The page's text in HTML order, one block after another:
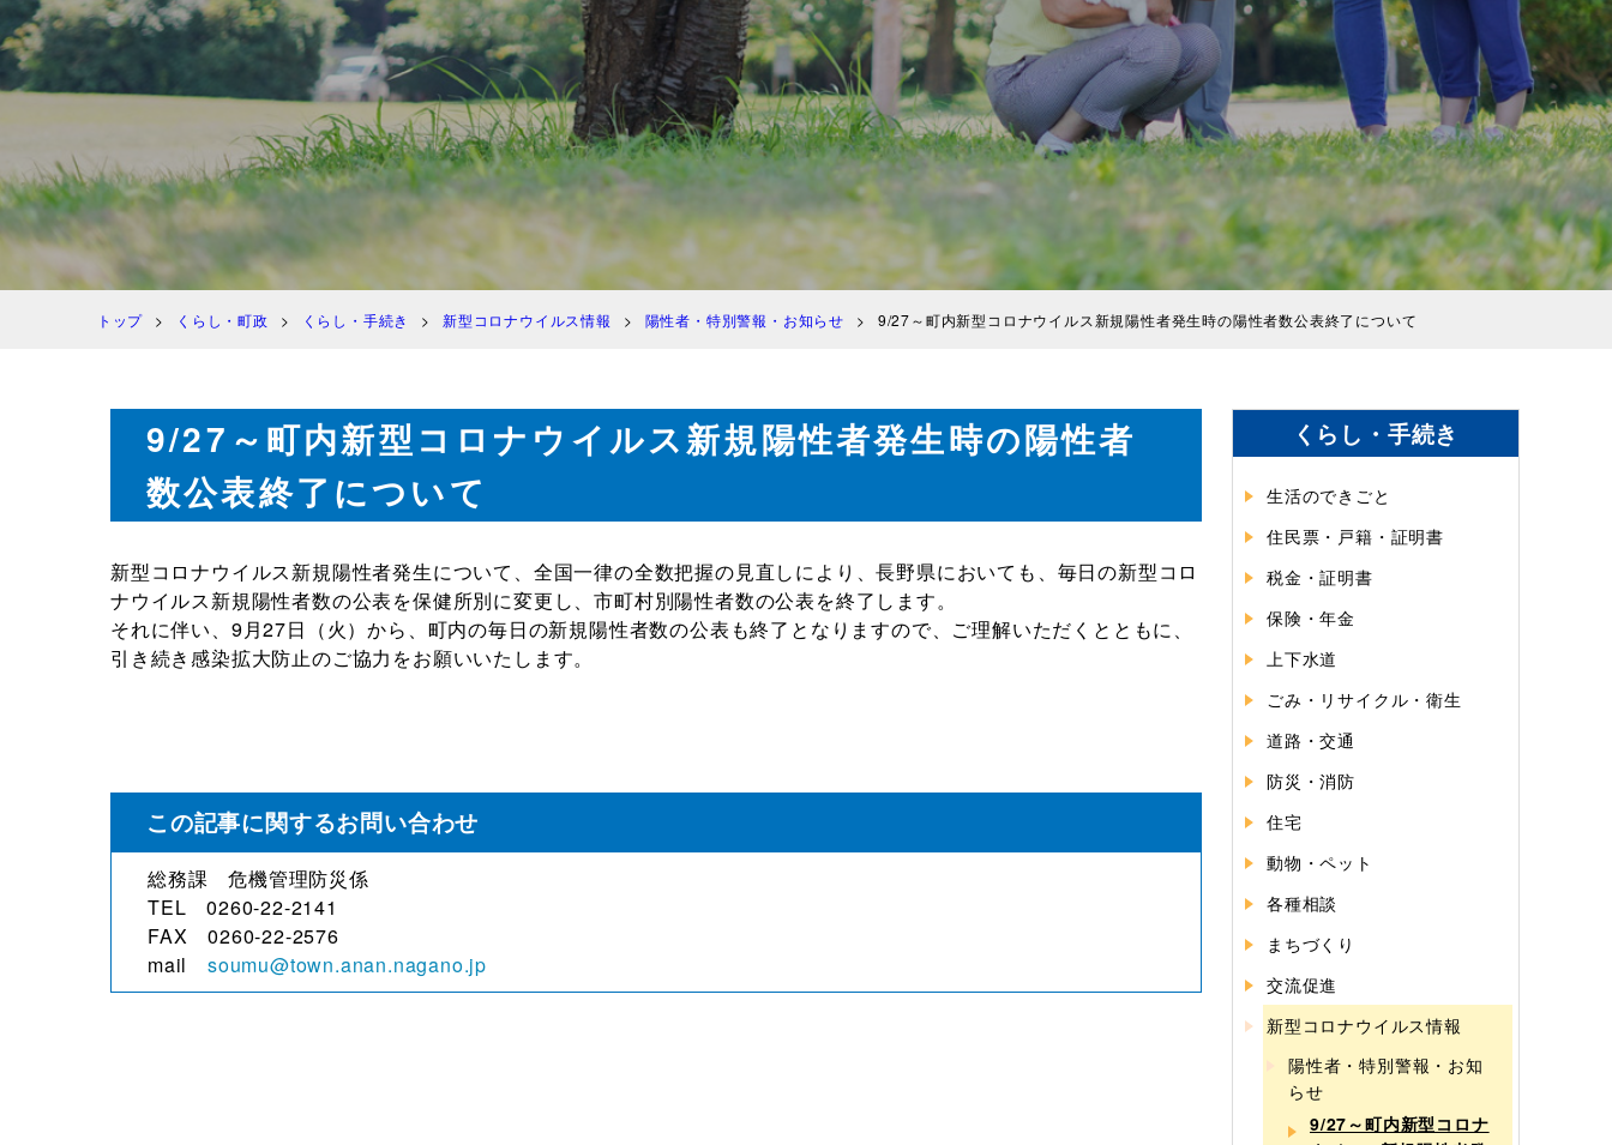
トップ くらし・町政 くらし・手続き 新型コロナウイルス情報 陽性者・特別警報・お知らせ 9/27～町内新型コロナウイルス新規陽性者発生時の陽性者数公表終了について
9/27～町内新型コロナウイルス新規陽性者発生時の陽性者
数公表終了について
新型コロナウイルス新規陽性者発生について、全国一律の全数把握の見直しにより、長野県においても、毎日の新型コロ
ナウイルス新規陽性者数の公表を保健所別に変更し、市町村別陽性者数の公表を終了します。
それに伴い、9月27日（火）から、町内の毎日の新規陽性者数の公表も終了となりますので、ご理解いただくとともに、
引き続き感染拡大防止のご協力をお願いいたします。
この記事に関するお問い合わせ
総務課 危機管理防災係
TEL 0260-22-2141
FAX 0260-22-2576
mail soumu@town.anan.nagano.jp
くらし・手続き
生活のできごと
住民票・戸籍・証明書
税金・証明書
保険・年金
上下水道
ごみ・リサイクル・衛生
道路・交通
防災・消防
住宅
動物・ペット
各種相談
まちづくり
交流促進
新型コロナウイルス情報
陽性者・特別警報・お知
らせ
9/27～町内新型コロナ